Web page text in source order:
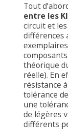
Tout
entre les
circuit et
différences
théorique
réelle). En
résistance
tolérance
une
de légères
différents